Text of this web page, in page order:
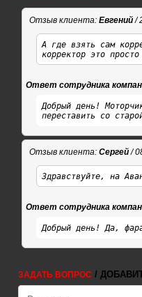
Отзыв клиента: Евгений/
А где взять сам
корректор это
Ответ сотрудника
Добрый день!
переставить со
Отзыв клиента: Сергей/
Здравствуйте, на
Ответ сотрудника
Добрый день! Да,
ЗАДАТЬ ВОПРОС /